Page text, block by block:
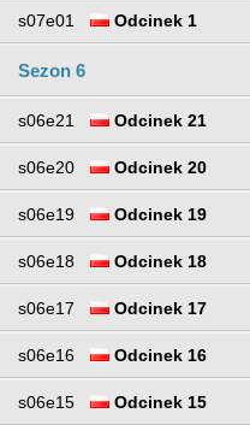
s07e01 Odcinek 1
Sezon 6
s06e21 Odcinek 21
s06e20 Odcinek 20
s06e19 Odcinek 19
s06e18 Odcinek 18
s06e17 Odcinek 17
s06e16 Odcinek 16
s06e15 Odcinek 15